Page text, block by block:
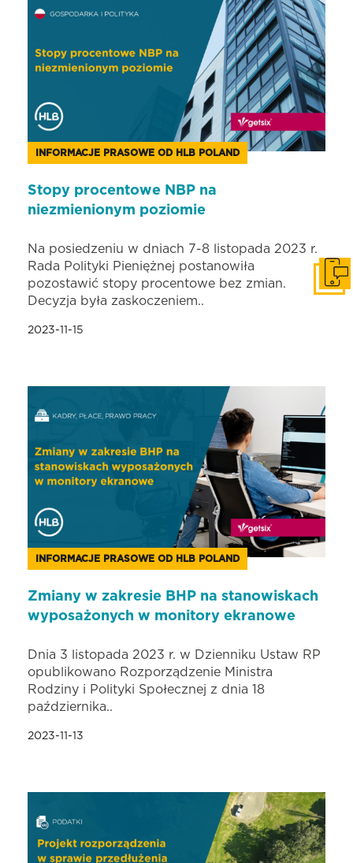
INFORMACJE PRASOWE OD HLB POLAND
Stopy procentowe NBP na
niezmienionym poziomie
Na posiedzeniu w dniach 7-8 listopada 2023 r.
Rada Polityki Pieniężnej postanowiła
pozostawić stopy procentowe bez zmian.
Decyzja była zaskoczeniem..
2023-11-15
INFORMACJE PRASOWE OD HLB POLAND
Zmiany w zakresie BHP na stanowiskach
wyposażonych w monitory ekranowe
Dnia 3 listopada 2023 r. w Dzienniku Ustaw RP
opublikowano Rozporządzenie Ministra
Rodziny i Polityki Społecznej z dnia 18
października..
2023-11-13